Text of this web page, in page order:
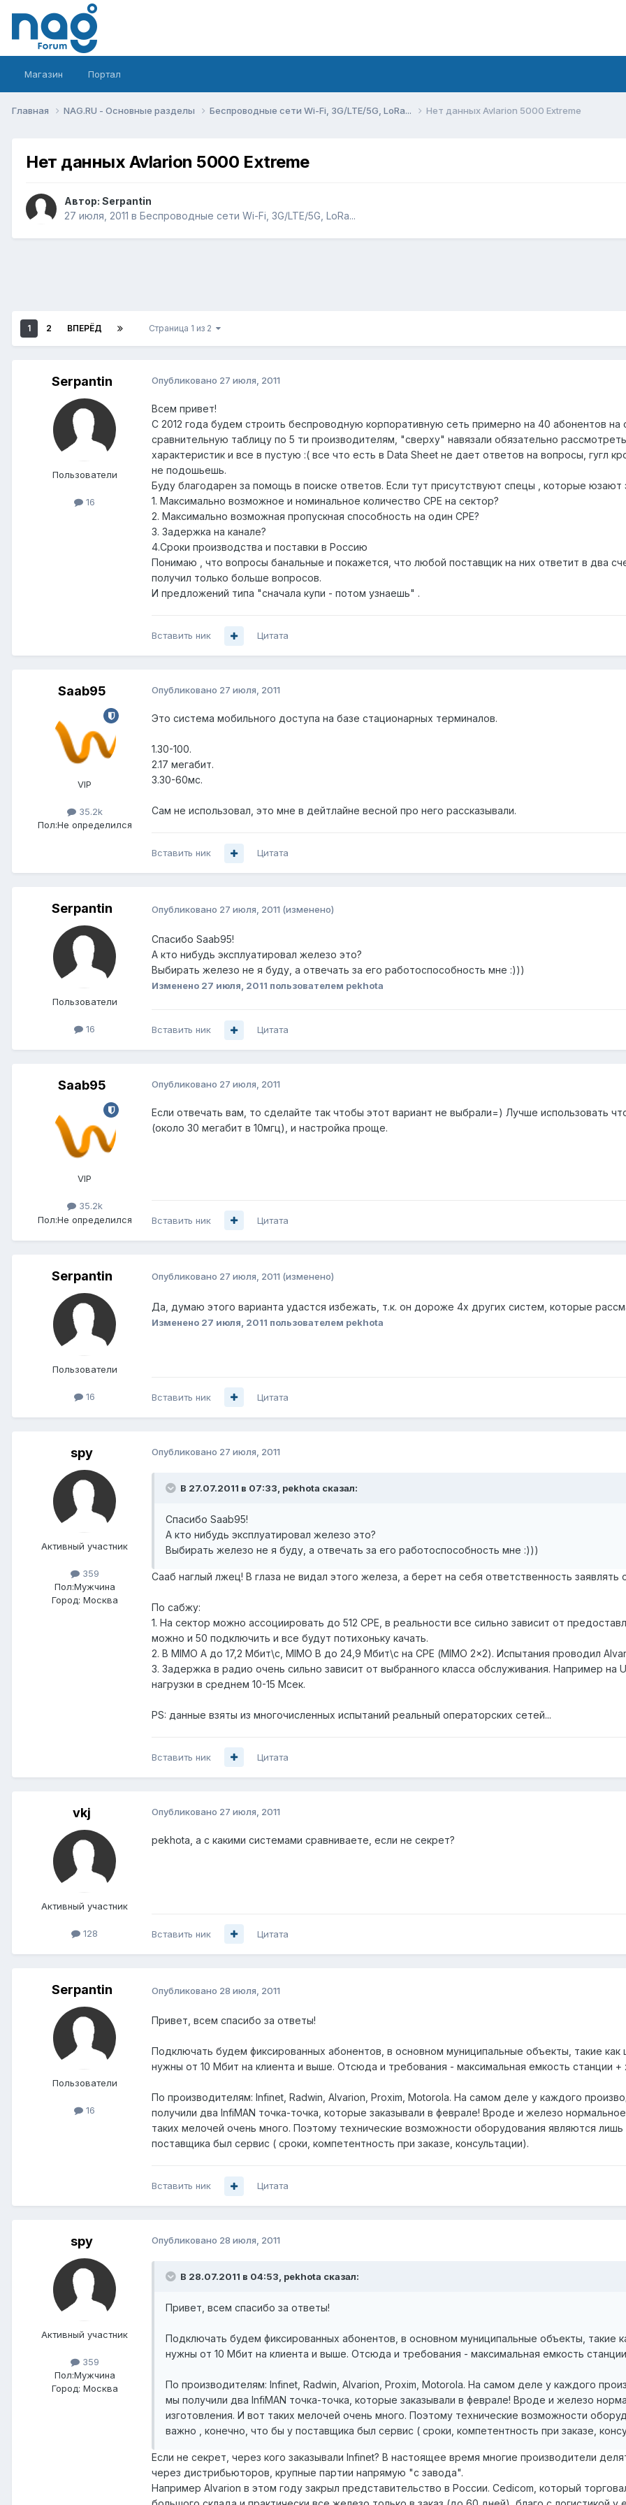
Магазин Портал
Главная NAG.RU - Основные разделы Беспроводные сети Wi-Fi, 3G/LTE/5G, LoRa... Нет данных Avlarion 5000 Extreme
Нет данных Avlarion 5000 Extreme
Автор: Serpantin
27 июля, 2011 в Беспроводные сети Wi-Fi, 3G/LTE/5G, LoRa...
1 2 ВПЕРЁД Страница 1 из 2
Serpantin
Пользователи
16
Опубликовано 27 июля, 2011
Всем привет!
С 2012 года будем строить беспроводную корпоративную сеть примерно на 40 абонентов
сравнительную таблицу по 5 ти производителям, "сверху" навязали обязательно
характеристик и все в пустую :( все что есть в Data Sheet не дает ответов на вопросы, гугл
не подошьешь.
Буду благодарен за помощь в поиске ответов. Если тут присутствуют спецы , которые
1. Максимально возможное и номинальное количество CPE на сектор?
2. Максимально возможная пропускная способность на один CPE?
3. Задержка на канале?
4.Сроки производства и поставки в Россию
Понимаю , что вопросы банальные и покажется, что любой поставщик на них ответит в два
получил только больше вопросов.
И предложений типа "сначала купи - потом узнаешь" .
Вставить ник Цитата
Saab95
VIP
35.2k
Пол:Не определился
Опубликовано 27 июля, 2011
Это система мобильного доступа на базе стационарных терминалов.
1.30-100.
2.17 мегабит.
3.30-60мс.
Сам не использовал, это мне в дейтлайне весной про него рассказывали.
Вставить ник Цитата
Serpantin
Пользователи
16
Опубликовано 27 июля, 2011 (изменено)
Спасибо Saab95!
А кто нибудь эксплуатировал железо это?
Выбирать железо не я буду, а отвечать за его работоспособность мне :)))
Изменено 27 июля, 2011 пользователем pekhota
Вставить ник Цитата
Saab95
VIP
35.2k
Пол:Не определился
Опубликовано 27 июля, 2011
Если отвечать вам, то сделайте так чтобы этот вариант не выбрали=) Лучше использовать
(около 30 мегабит в 10мгц), и настройка проще.
Вставить ник Цитата
Serpantin
Пользователи
16
Опубликовано 27 июля, 2011 (изменено)
Да, думаю этого варианта удастся избежать, т.к. он дороже 4х других систем, которые
Изменено 27 июля, 2011 пользователем pekhota
Вставить ник Цитата
spy
Активный участник
359
Пол:Мужчина
Город: Москва
Опубликовано 27 июля, 2011
В 27.07.2011 в 07:33, pekhota сказал:
Спасибо Saab95!
А кто нибудь эксплуатировал железо это?
Выбирать железо не я буду, а отвечать за его работоспособность мне :)))
Сааб наглый лжец! В глаза не видал этого железа, а берет на себя ответственность заявлять
По сабжу:
1. На сектор можно ассоциировать до 512 СРЕ, в реальности все сильно зависит от
можно и 50 подключить и все будут потихоньку качать.
2. В MIMO A до 17,2 Мбит\с, MIMO B до 24,9 Мбит\с на СРЕ (MIMO 2x2). Испытания проводил
3. Задержка в радио очень сильно зависит от выбранного класса обслуживания. Например на
нагрузки в среднем 10-15 Мсек.
PS: данные взяты из многочисленных испытаний реальный операторских сетей...
Вставить ник Цитата
vkj
Активный участник
128
Опубликовано 27 июля, 2011
pekhota, а с какими системами сравниваете, если не секрет?
Вставить ник Цитата
Serpantin
Пользователи
16
Опубликовано 28 июля, 2011
Привет, всем спасибо за ответы!
Подключать будем фиксированных абонентов, в основном муниципальные объекты, такие
нужны от 10 Мбит на клиента и выше. Отсюда и требования - максимальная емкость станции +
По производителям: Infinet, Radwin, Alvarion, Proxim, Motorola. На самом деле у каждого
получили два InfiMAN точка-точка, которые заказывали в феврале! Вроде и железо
таких мелочей очень много. Поэтому технические возможности оборудования являются
поставщика был сервис ( сроки, компетентность при заказе, консультации).
Вставить ник Цитата
spy
Активный участник
359
Пол:Мужчина
Город: Москва
Опубликовано 28 июля, 2011
В 28.07.2011 в 04:53, pekhota сказал:
Привет, всем спасибо за ответы!
Подключать будем фиксированных абонентов, в основном муниципальные объекты, такие
нужны от 10 Мбит на клиента и выше. Отсюда и требования - максимальная емкость
По производителям: Infinet, Radwin, Alvarion, Proxim, Motorola. На самом деле у каждого
мы получили два InfiMAN точка-точка, которые заказывали в феврале! Вроде и железо
изготовления. И вот таких мелочей очень много. Поэтому технические возможности
важно , конечно, что бы у поставщика был сервис ( сроки, компетентность при заказе,
Если не секрет, через кого заказывали Infinet? В настоящее время многие производители
через дистрибьюторов, крупные партии напрямую "с завода".
Например Alvarion в этом году закрыл представительство в России. Cedicom, который